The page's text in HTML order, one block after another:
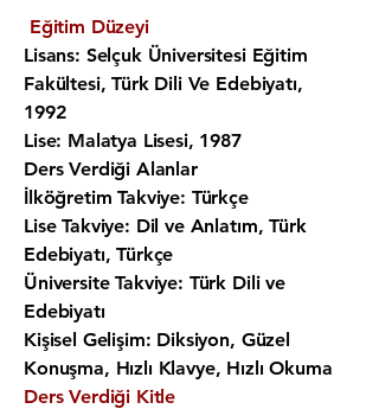
Eğitim Düzeyi
Lisans: Selçuk Üniversitesi Eğitim
Fakültesi, Türk Dili Ve Edebiyatı,
1992
Lise: Malatya Lisesi, 1987
Ders Verdiği Alanlar
İlköğretim Takviye: Türkçe
Lise Takviye: Dil ve Anlatım, Türk
Edebiyatı, Türkçe
Üniversite Takviye: Türk Dili ve
Edebiyatı
Kişisel Gelişim: Diksiyon, Güzel
Konuşma, Hızlı Klavye, Hızlı Okuma
Ders Verdiği Kitle